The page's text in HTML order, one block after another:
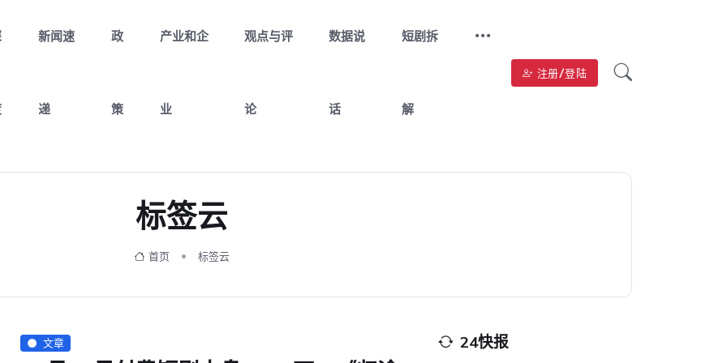
新闻速
递
政
策
产业和企
业
观点与评
论
数据说
话
短剧拆
解
注册/登陆
标签云
首页 标签云
文章 24快报